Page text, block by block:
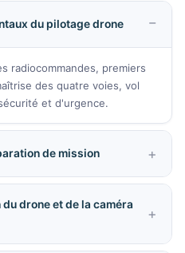
du pilotage drone
radiocommandes, premiers
des quatre voies, vol
et d'urgence.
de mission
drone et de la caméra